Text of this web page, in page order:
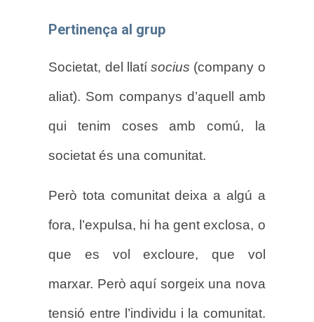
Pertinença al grup
Societat, del llatísocius (company o
aliat). Som companys d’aquell amb
qui tenim coses amb comú, la
societat és una comunitat.
Però tota comunitat deixa a algú a
fora, l’expulsa, hi ha gent exclosa, o
que es vol excloure, que vol
marxar. Però aquí sorgeix una nova
tensió entre l’individu i la comunitat.